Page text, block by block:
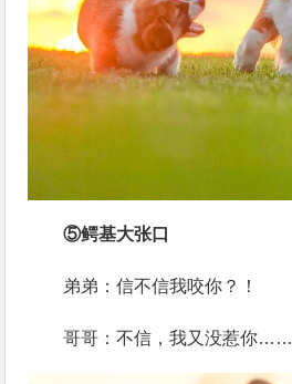
⑤鳄基大张口
弟弟：信不信我咬你？！
哥哥：不信，我又没惹你……